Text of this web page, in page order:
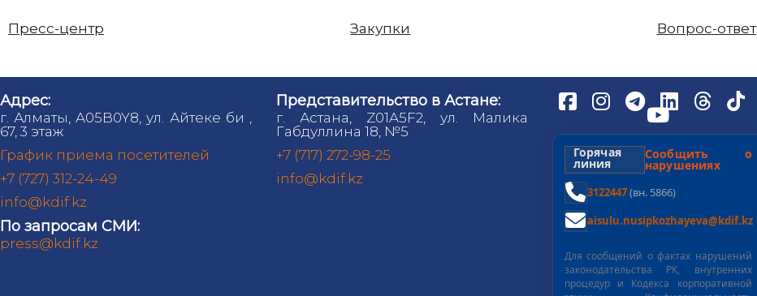
Пресс-центр Закупки Вопрос-ответ
Адрес:
г. Алматы, A05B0Y8, ул. Айтеке би ,
67, 3 этаж
График приема посетителей
+7 (727) 312-24-49
info@kdif.kz
По запросам СМИ:
press@kdif.kz
Представительство в Астане:
г. Астана, Z01A5F2, ул. Малика
Габдуллина 18, №5
+7 (717) 272-98-25
info@kdif.kz
Горячая
линия
Сообщить о
нарушениях
3122447(вн. 5866)
aisulu.nusipkozhayeva@kdif.kz
Для сообщений о фактах нарушений
законодательства РК, внутренних
процедур и Кодекса корпоративной